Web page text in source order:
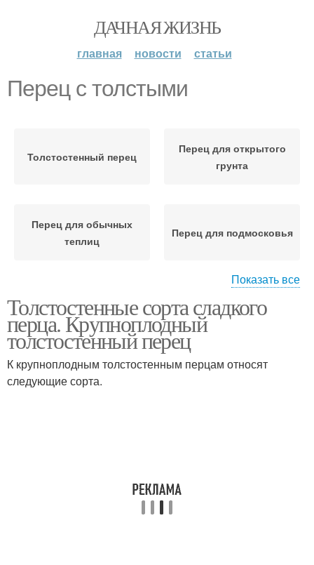
ДАЧНАЯ ЖИЗНЬ
главная новости статьи
Перец с толстыми
Толстостенный перец
Перец для открытого
грунта
Перец для обычных
теплиц
Перец для подмосковья
Болгарский перец Толстостенные перцы
Перец для дач
Показать все
Толстостенные сорта сладкого
перца. Крупноплодный
толстостенный перец
К крупноплодным толстостенным перцам относят
следующие сорта.